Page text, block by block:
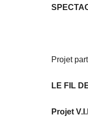
Projet
LE FIL
Projet